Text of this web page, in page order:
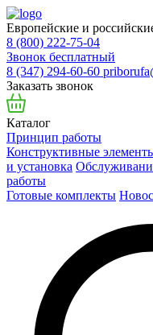
Европейские и
8 (800) 222-75-04
Звонок бесплатный
8 (347) 294-60-60
Заказать звонок
Каталог
Принцип работы
Конструктивные
и установка
работы
Готовые комплекты